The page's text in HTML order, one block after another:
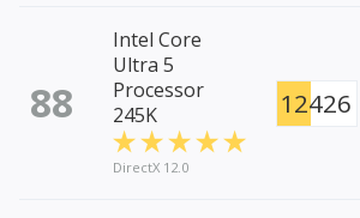
88
Intel Core
Ultra 5
Processor
245K
DirectX 12.0
12426